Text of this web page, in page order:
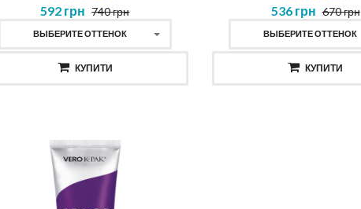
SHAMPOO
435 грн
592 грн 740 грн
ВЫБЕРИТЕ ОТТЕНОК
КУПИТИ
536 грн 670 грн
ВЫБЕРИТЕ ОТТЕНОК
КУПИТИ